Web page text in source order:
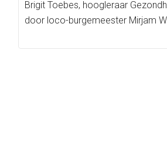
Brigit Toebes, hoogleraar
door loco-burgemeester Mirjam